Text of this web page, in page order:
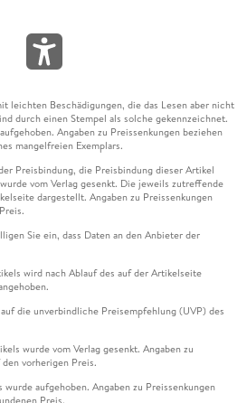
leichten Beschädigungen, die das Lesen aber nicht
durch einen Stempel als solche gekennzeichnet.
Angaben zu Preissenkungen beziehen
mangelfreien Exemplars.
Preisbindung, die Preisbindung dieser Artikel
vom Verlag gesenkt. Die jeweils zutreffende
dargestellt. Angaben zu Preissenkungen
Sie ein, dass Daten an den Anbieter der
wird nach Ablauf des auf der Artikelseite
die unverbindliche Preisempfehlung (UVP) des
wurde vom Verlag gesenkt. Angaben zu
vorherigen Preis.
aufgehoben. Angaben zu Preissenkungen